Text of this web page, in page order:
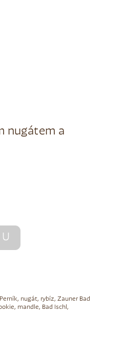
nugátem a
Perník, nugát, rybíz, Zauner Bad
, mandle, Bad Ischl,